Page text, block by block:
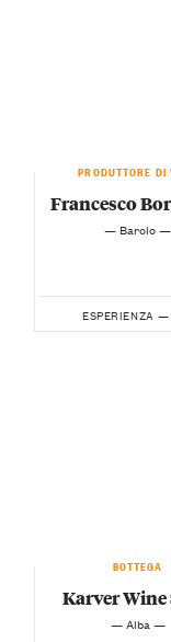
PRODUTTORE DI
Francesco
— Barolo —
ESPERIENZA —
BOTTEGA
Karver Wine
— Alba —